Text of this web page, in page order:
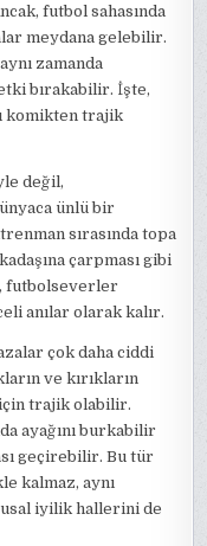
futbol sahasında
meydana gelebilir.
zamanda
bırakabilir. İşte,
komikten trajik
değil,
ünlü bir
sırasında topa
çarpması gibi
futbolseverler
anılar olarak kalır.
çok daha ciddi
ve kırıkların
trajik olabilir.
ayağını burkabilir
geçirebilir. Bu tür
kalmaz, aynı
iyilik hallerini de